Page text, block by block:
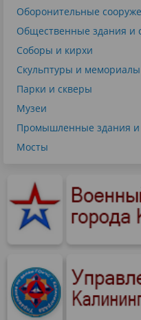
Оборонительные
Общественные здания и
Соборы и кирхи
Скульптуры и мемориалы
Парки и скверы
Музеи
Промышленные здания и
Мосты